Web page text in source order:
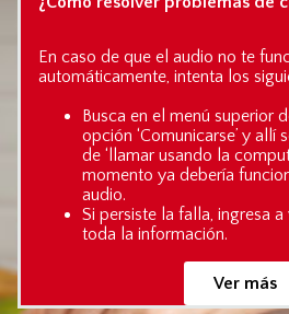
En caso de que el audio no te
automáticamente, intenta los
Busca en el menú superior
opción ‘Comunicarse’ y allí
de ‘llamar usando la
momento ya debería
audio.
Si persiste la falla, ingresa
toda la información.
Ver más